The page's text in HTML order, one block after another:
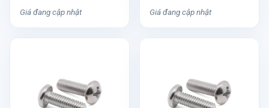
Giá đang cập nhật Giá đang cập nhật